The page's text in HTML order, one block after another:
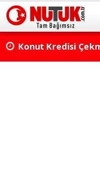
Konut Kredisi